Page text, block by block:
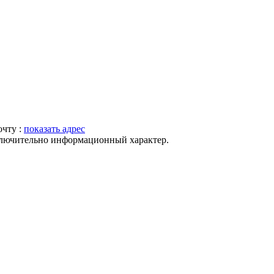
: показать адрес
информационный характер.